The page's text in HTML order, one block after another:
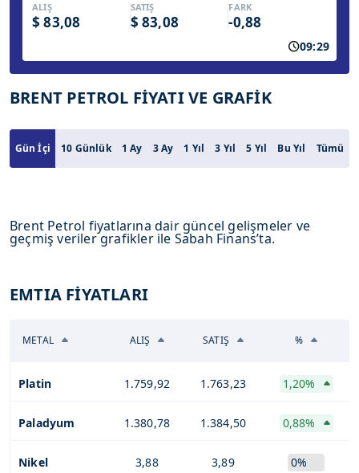
ALIŞ
$ 83,08
SATIŞ
$ 83,08
FARK
-0,88
09:29
BRENT PETROL FİYATI VE GRAFİK
Gün İçi 10 Günlük 1 Ay 3 Ay 1 Yıl 3 Yıl 5 Yıl Bu Yıl Tümü
Brent Petrol fiyatlarına dair güncel gelişmeler ve
geçmiş veriler grafikler ile Sabah Finans’ta.
EMTIA FİYATLARI
METAL ALIŞ SATIŞ %
Platin 1.759,92 1.763,23 1,20%
Paladyum 1.380,78 1.384,50 0,88%
Nikel 3,88 3,89 0%